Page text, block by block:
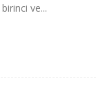
ve...